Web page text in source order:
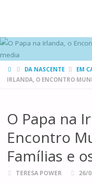
HOMEDA NASCENTE EM
IRLANDA, O ENCONTRO
O Papa na
Encontro
Famílias e
TERESA POWER 26/